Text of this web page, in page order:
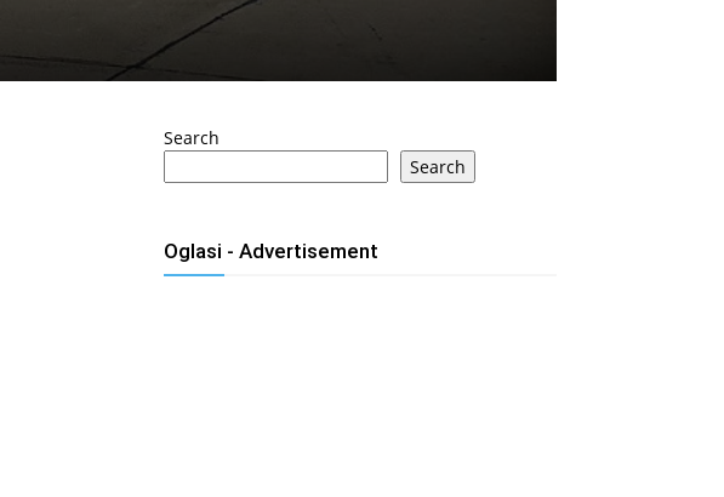
Search
Search
Oglasi - Advertisement